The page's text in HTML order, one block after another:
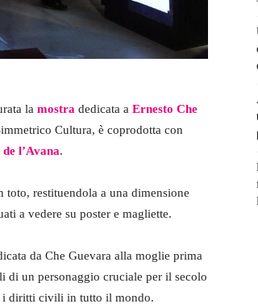
la mostra dedicata a Ernesto Che
Cultura, è coprodotta con
l’Avana.
toto, restituendola a una dimensione
a vedere su poster e magliette.
da Che Guevara alla moglie prima
di un personaggio cruciale per il secolo
i diritti civili in tutto il mondo.